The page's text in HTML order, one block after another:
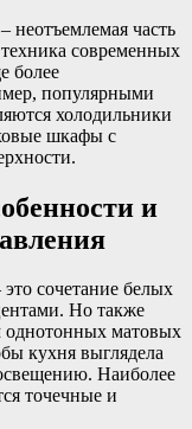
неотъемлемая часть
современных
более
популярными
холодильники
шкафы с
и
сочетание белых
Но также
однотонных матовых
кухня выглядела
Наиболее
точечные и